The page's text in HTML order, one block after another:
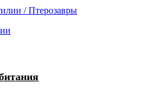
/ Птерозавры